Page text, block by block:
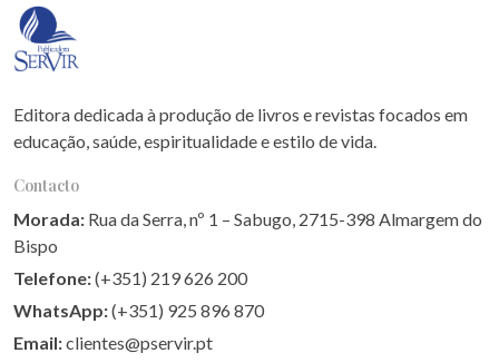
Editora dedicada à produção de livros e revistas focados em
educação, saúde, espiritualidade e estilo de vida.
Contacto
Morada: Rua da Serra, nº 1 – Sabugo, 2715-398 Almargem do
Bispo
Telefone:(+351) 219 626 200
WhatsApp:(+351) 925 896 870
Email:clientes@pservir.pt